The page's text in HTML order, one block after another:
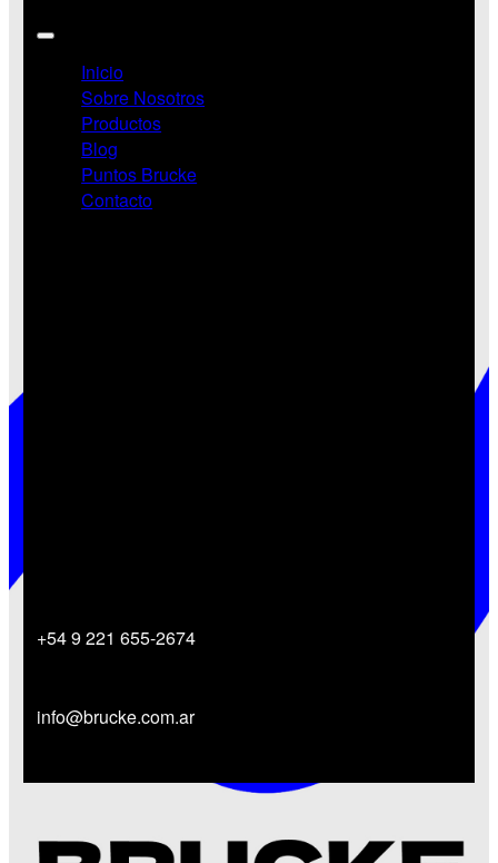
Inicio
Sobre Nosotros
Productos
Blog
Puntos Brucke
Contacto
+54 9 221 655-2674
info@brucke.com.ar